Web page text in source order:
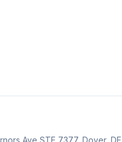
Ave STE 7377, Dover,